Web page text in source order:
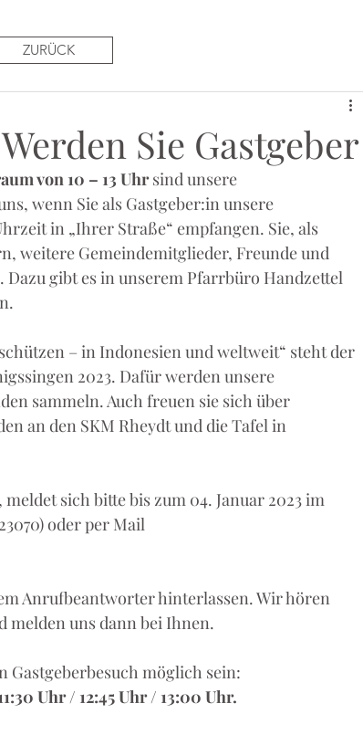
Sie Gastgeber
von 10 – 13 Uhr sind unsere
wenn Sie als Gastgeber:in unsere
in „Ihrer Straße“ empfangen. Sie, als
weitere Gemeindemitglieder, Freunde und
gibt es in unserem Pfarrbüro Handzettel
– in Indonesien und weltweit“ steht der
2023. Dafür werden unsere
sammeln. Auch freuen sie sich über
an den SKM Rheydt und die Tafel in
sich bitte bis zum 04. Januar 2023 im
oder per Mail
Anrufbeantworter hinterlassen. Wir hören
melden uns dann bei Ihnen.
Gastgeberbesuch möglich sein:
Uhr / 12:45 Uhr / 13:00 Uhr.
ZURÜCK